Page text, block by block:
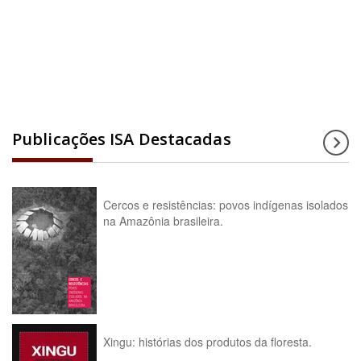
Publicações ISA Destacadas
Cercos e resistências: povos indígenas isolados
na Amazônia brasileira.
Xingu: histórias dos produtos da floresta.